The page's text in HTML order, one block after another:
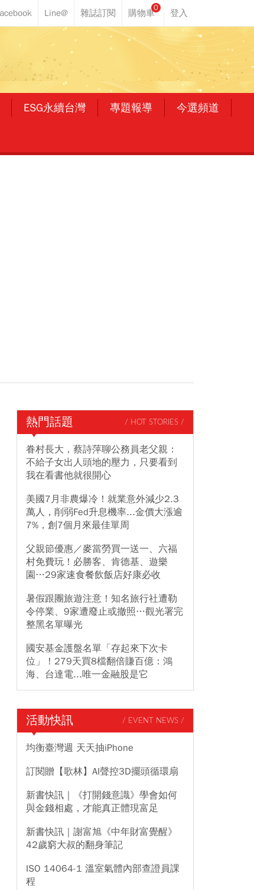
0
ESG永續台灣 專題報導 今選頻道
熱門話題 / HOT STORIES /
眷村長大，蔡詩萍聊公務員老父親：
不給子女出人頭地的壓力，只要看到
我在看書他就很開心
美國7月非農爆冷！就業意外減少2.3
萬人，削弱Fed升息機率...金價大漲逾
7%，創7個月來最佳單周
父親節優惠／麥當勞買一送一、六福
村免費玩！必勝客、肯德基、遊樂
園…29家速食餐飲飯店好康必收
暑假跟團旅遊注意！知名旅行社遭勒
令停業、9家遭廢止或撤照…觀光署完
整黑名單曝光
國安基金護盤名單「存起來下次卡
位」！279天買8檔翻倍賺百億：鴻
海、台達電...唯一金融股是它
活動快訊 / EVENT NEWS /
均衡臺灣週 天天抽iPhone
訂閱贈【歌林】AI聲控3D擺頭循環扇
新書快訊｜《打開錢意識》學會如何
與金錢相處，才能真正體現富足
新書快訊｜謝富旭《中年財富覺醒》
42歲窮大叔的翻身筆記
ISO 14064-1 溫室氣體內部查證員課
程